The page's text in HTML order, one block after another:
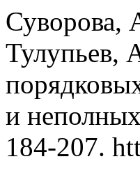
Суворова,
Тулупьев,
и
184-207.